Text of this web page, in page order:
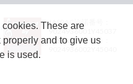
JASRAC許諾番号：
9024936001Y45037
JASRAC許諾番号：
These are
properly and to give us
is used.